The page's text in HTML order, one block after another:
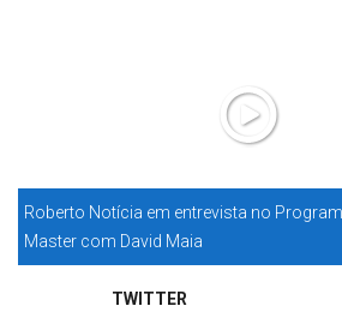
Roberto Notícia em entrevista no
Master com David Maia
TWITTER